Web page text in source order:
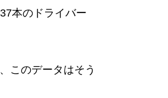
本のドライバー
このデータはそう